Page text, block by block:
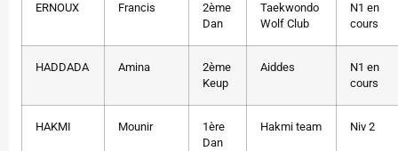
ERNOUX Francis
2ème
Dan
Taekwondo
Wolf Club
N1 en
cours
HADDADA Amina
2ème
Keup
Aiddes
N1 en
cours
HAKMI Mounir
1ère
Dan
Hakmi team Niv 2